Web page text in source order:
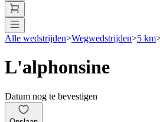
Alle wedstrijden>Wegwedstrijden>5 km
L'alphonsine
Datum nog te bevestigen